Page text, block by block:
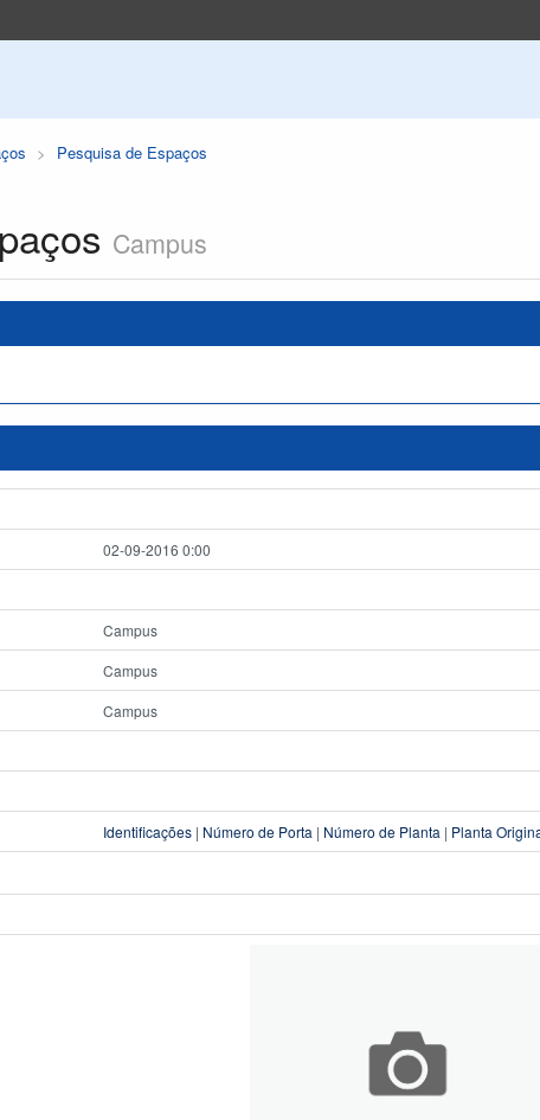
Pesquisa de Espaços
Campus
02-09-2016 0:00
Campus
Campus
Campus
Identificações | Número de Porta | Número de Planta | Planta